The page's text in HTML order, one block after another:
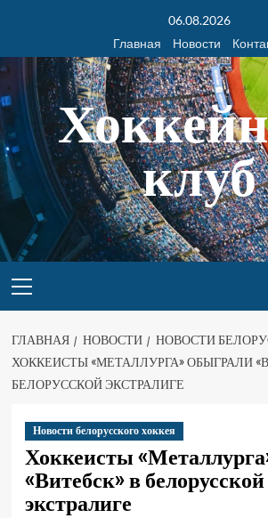
06.08.2026
Главная
Новости
клуб
ГЛАВНАЯ НОВОСТИ
НОВОСТИ
ХОККЕИСТЫ «МЕТАЛЛУРГА» ОБЫГРАЛИ
БЕЛОРУССКОЙ ЭКСТРАЛИГЕ
Новости белорусского хоккея
Хоккеисты
«Витебск» в белорусской
экстралиге